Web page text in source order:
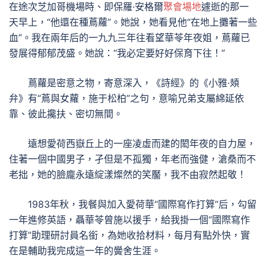
在途次芝加哥機場時、即保羅·安格爾聚會場地遽逝的那一
天早上，“他還在種蔦蘿”。她說，她看見他“在地上攤著一些
血”。我在兩年后的一九九三年往看望華苓年夜姐，蔦蘿已
發展得郁郁茂盛。她說：“我必定要好好保育下往！”
蔦蘿是密意之物，寄意深入，《詩經》的《小雅·頍
弁》有“蔦與女蘿，施于松柏”之句，意喻兄弟支屬綿延依
靠、彼此攙扶、密切無間。
遠想愛荷西嶽丘上的一座凌虛而建的閎年夜的自力屋，
住著一個中國男子，孑但是不孤獨，年老而強健，滄桑而不
老拙，她的臉龐永遠綻漾燦然的笑靨，我不由寂然起敬！
1983年秋，我餐與加入愛荷華“國際寫作打算”后，勾留
一年進修英語，聶華苓曾施以援手，給我掛一個“國際寫作
打算”助理研討員名銜，為她收拾材料，每月有點外快，實
在是輔助我完成這一年的黌舍生涯。